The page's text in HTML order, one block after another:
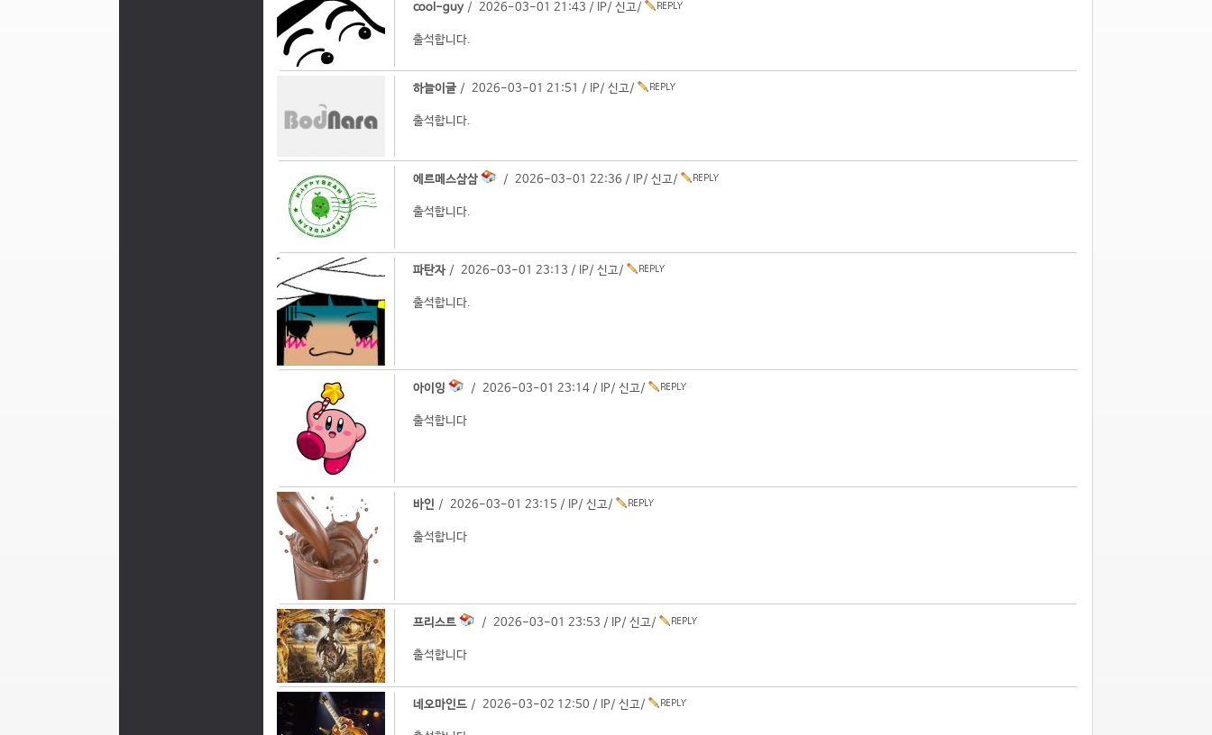
cool-guy/ 2026-03-01 21:43 / IP/ 신고/
출석합니다.
하늘이글 / 2026-03-01 21:51 / IP/ 신고/
출석합니다.
에르메스삼삼 / 2026-03-01 22:36 / IP/ 신고/
출석합니다.
파탄자 / 2026-03-01 23:13 / IP/ 신고/
출석합니다.
아이잉 / 2026-03-01 23:14 / IP/ 신고/
출석합니다
바인 / 2026-03-01 23:15 / IP/ 신고/
출석합니다
프리스트 / 2026-03-01 23:53 / IP/ 신고/
출석합니다
네오마인드 / 2026-03-02 12:50 / IP/ 신고/